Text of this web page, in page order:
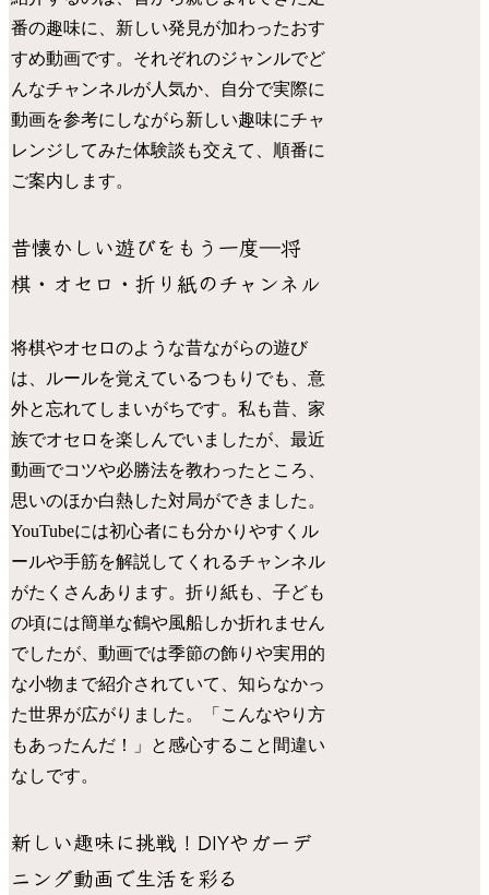
番の趣味に、新しい発見が加わったおす
すめ動画です。それぞれのジャンルでど
んなチャンネルが人気か、自分で実際に
動画を参考にしながら新しい趣味にチャ
レンジしてみた体験談も交えて、順番に
ご案内します。
昔懐かしい遊びをもう一度―将
棋・オセロ・折り紙のチャンネル
将棋やオセロのような昔ながらの遊び
は、ルールを覚えているつもりでも、意
外と忘れてしまいがちです。私も昔、家
族でオセロを楽しんでいましたが、最近
動画でコツや必勝法を教わったところ、
思いのほか白熱した対局ができました。
YouTubeには初心者にも分かりやすくル
ールや手筋を解説してくれるチャンネル
がたくさんあります。折り紙も、子ども
の頃には簡単な鶴や風船しか折れません
でしたが、動画では季節の飾りや実用的
な小物まで紹介されていて、知らなかっ
た世界が広がりました。「こんなやり方
もあったんだ！」と感心すること間違い
なしです。
新しい趣味に挑戦！DIYやガーデ
ニング動画で生活を彩る